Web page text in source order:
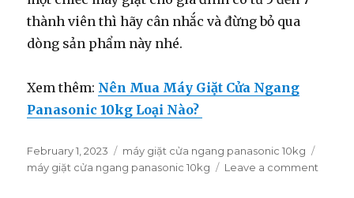
thành viên thì hãy cân nhắc và đừng bỏ qua
dòng sản phẩm này nhé.
Xem thêm: Nên Mua Máy Giặt Cửa Ngang
Panasonic 10kg Loại Nào?
Posted
on
February 1, 2023 Categories
máy giặt cửa ngang panasonic 10kg
máy giặt cửa ngang panasonic 10kg
Leave a comment